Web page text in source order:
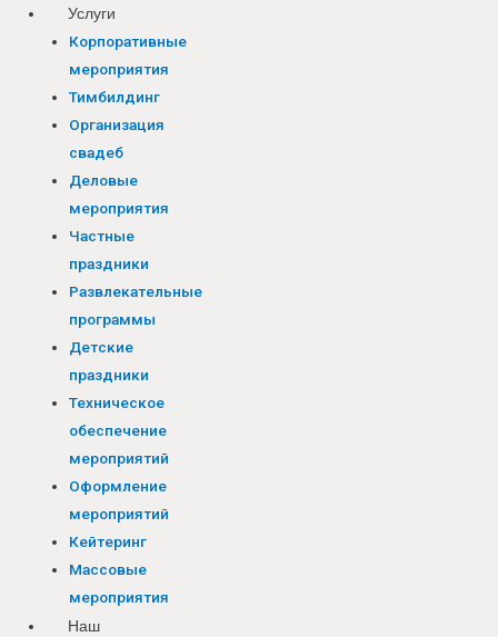
Услуги
Корпоративные
мероприятия
Тимбилдинг
Организация
свадеб
Деловые
мероприятия
Частные
праздники
Развлекательные
программы
Детские
праздники
Техническое
обеспечение
мероприятий
Оформление
мероприятий
Кейтеринг
Массовые
мероприятия
Наш